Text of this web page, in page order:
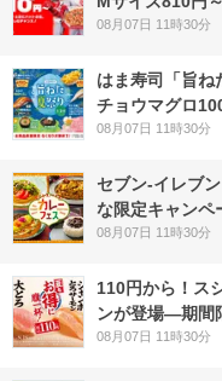
08月07日 11時30分
はま寿司「旨ね
チョウマグロ
08月07日 11時30分
セブン‐イレブ
な限定キャンペ
08月07日 11時30分
110円から！ス
ンが登場―期間
08月07日 11時30分